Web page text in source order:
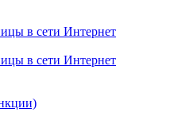
в сети Интернет
в сети Интернет